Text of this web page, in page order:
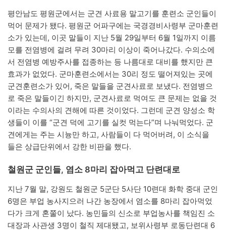
평안남도 평원군에서는 군견 사료용 말고기를 훈련소 군인들이
먹어 문제가 됐다. 평원군 어파구에는 국경경비사령부 군마훈련
소가 있는데, 이곳 말들이 지난 5월 29일부터 6월 1일까지 이름
모를 전염병에 걸려 무려 30마리 이상이 죽어나갔다. 수의소에
서 전염병 예방주사를 접종하는 등 나름대로 대비를 했지만 큰
효과가 없었다. 군마훈련소에서는 30리 정도 떨어져있는 곳에
군견훈련소가 있어, 죽은 말들을 군견사료로 보냈다. 전염병으
로 죽은 말들이긴 하지만, 군견사료로 먹여도 큰 문제는 없을 것
이라는 수의사의 견해에 따른 것이었다. 그런데 군견 양성소 학
생들이 이를 “군견 덕에 고기를 실컷 먹는다”며 나눠먹었다. 군
견에게는 주는 시늉만 하고, 사람들이 다 먹어버려, 이 소식을
들은 상급단위에서 강한 비판을 했다.
철원군 군인들, 염소 8마리 잡아먹고 단련대로
지난 7월 말, 강원도 철원군 5군단 5사단 10련대 화학 중대 군인
6명은 부업 농사지으러 나간 농장에서 염소를 8마리 잡아먹었
다가 크게 혼쭐이 났다. 농민들의 신소로 부업농사를 책임진 소
대장과 사관생 3명이 철직 제대됐고, 보위사령부 로동단련대 6